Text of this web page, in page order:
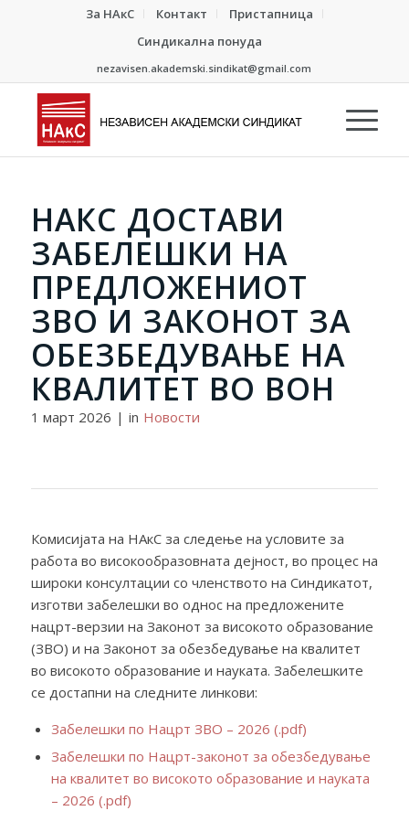
За НАкС Контакт
Пристапница
Синдикална понуда
nezavisen.akademski.sindikat@gmail.com
НАКС ДОСТАВИ
ЗАБЕЛЕШКИ НА
ПРЕДЛОЖЕНИОТ
ЗВО И ЗАКОНОТ ЗА
ОБЕЗБЕДУВАЊЕ НА
КВАЛИТЕТ ВО ВОН
1 март 2026 | in Новости
Комисијата на НАкС за следење на условите за
работа во високообразовната дејност, во процес на
широки консултации со членството на Синдикатот,
изготви забелешки во однос на предложените
нацрт-верзии на Законот за високото образование
(ЗВО) и на Законот за обезбедување на квалитет
во високото образование и науката. Забелешките
се достапни на следните линкови:
Забелешки по Нацрт ЗВО – 2026 (.pdf)
Забелешки по Нацрт-законот за обезбедување
на квалитет во високото образование и науката
– 2026 (.pdf)